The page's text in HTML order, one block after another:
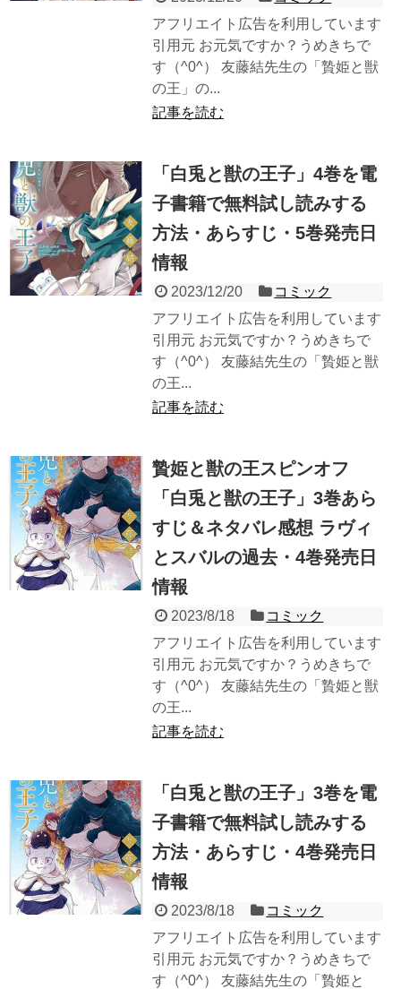
アフリエイト広告を利用しています
引用元 お元気ですか？うめきちで
す（^0^） 友藤結先生の「贄姫と獣
の王」の...
記事を読む
「白兎と獣の王子」4巻を電
子書籍で無料試し読みする
方法・あらすじ・5巻発売日
情報
2023/12/20
コミック
アフリエイト広告を利用しています
引用元 お元気ですか？うめきちで
す（^0^） 友藤結先生の「贄姫と獣
の王...
記事を読む
贄姫と獣の王スピンオフ
「白兎と獣の王子」3巻あら
すじ＆ネタバレ感想 ラヴィ
とスバルの過去・4巻発売日
情報
2023/8/18
コミック
アフリエイト広告を利用しています
引用元 お元気ですか？うめきちで
す（^0^） 友藤結先生の「贄姫と獣
の王...
記事を読む
「白兎と獣の王子」3巻を電
子書籍で無料試し読みする
方法・あらすじ・4巻発売日
情報
2023/8/18
コミック
アフリエイト広告を利用しています
引用元 お元気ですか？うめきちで
す（^0^） 友藤結先生の「贄姫と